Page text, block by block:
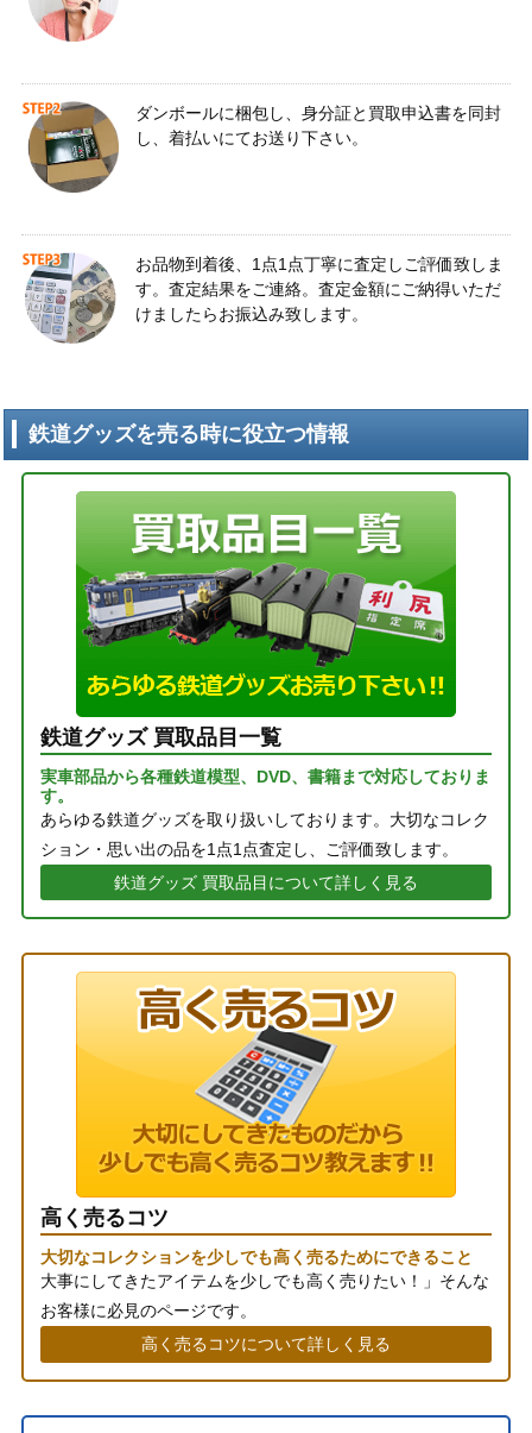
ダンボールに梱包し、身分証と買取申込書を同封
し、着払いにてお送り下さい。
お品物到着後、1点1点丁寧に査定しご評価致しま
す。査定結果をご連絡。査定金額にご納得いただ
けましたらお振込み致します。
鉄道グッズを売る時に役立つ情報
鉄道グッズ 買取品目一覧
実車部品から各種鉄道模型、DVD、書籍まで対応しておりま
す。
あらゆる鉄道グッズを取り扱いしております。大切なコレク
ション・思い出の品を1点1点査定し、ご評価致します。
鉄道グッズ 買取品目について詳しく見る
高く売るコツ
大切なコレクションを少しでも高く売るためにできること
大事にしてきたアイテムを少しでも高く売りたい！」そんな
お客様に必見のページです。
高く売るコツについて詳しく見る